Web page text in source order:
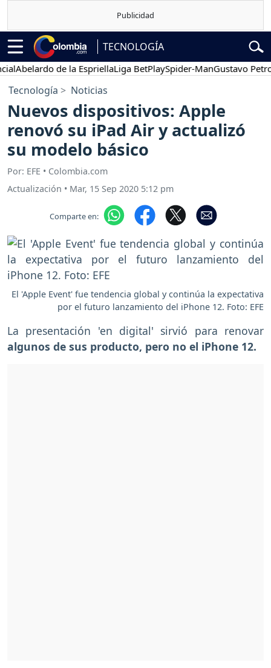
TECNOLOGÍA
de la EspriellaLiga BetPlaySpider-ManGustavo Petro
Tecnología Noticias
Nuevos dispositivos: Apple
renovó su iPad Air y actualizó
su modelo básico
Por: EFE • Colombia.com
Actualización • Mar, 15 Sep 2020 5:12 pm
Comparte en:
El 'Apple Event' fue tendencia global y continúa la expectativa
por el futuro lanzamiento del iPhone 12. Foto: EFE
La presentación 'en digital' sirvió para renovar
algunos de sus producto, pero no el iPhone 12.